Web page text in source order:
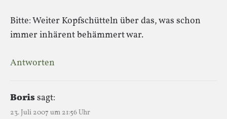
Bitte: Weiter Kopfschütteln über das, was schon
immer inhärent behämmert war.
Antworten
Borissagt:
23. Juli 2007 um 21:56 Uhr